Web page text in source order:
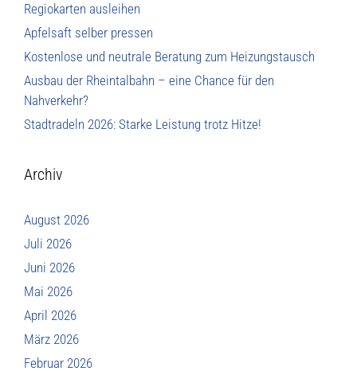
Regiokarten ausleihen
Apfelsaft selber pressen
Kostenlose und neutrale Beratung zum Heizungstausch
Ausbau der Rheintalbahn – eine Chance für den
Nahverkehr?
Stadtradeln 2026: Starke Leistung trotz Hitze!
Archiv
August 2026
Juli 2026
Juni 2026
Mai 2026
April 2026
März 2026
Februar 2026